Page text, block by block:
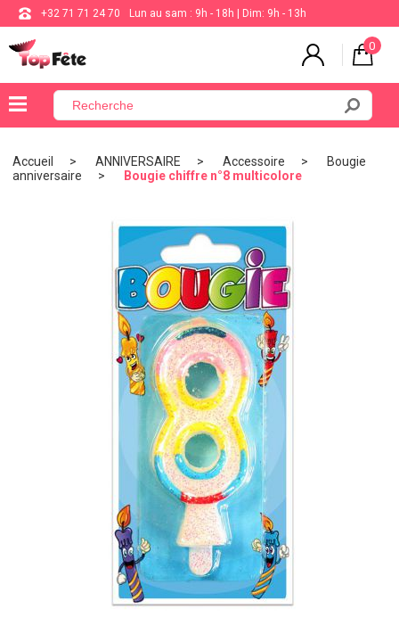
+32 71 71 24 70 Lun au sam : 9h - 18h | Dim: 9h - 13h
0
×
BALLON
Accueil ANNIVERSAIRE Accessoire
Bougie
anniversaire
Bougie chiffre n°8 multicolore